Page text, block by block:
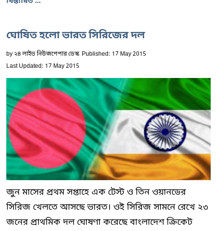
ঘোষিত হলো ভারত সিরিজের দল
by২৪ লাইভ নিউজপেপার ডেস্ক Published: 17 May 2015
Last Updated: 17 May 2015
জুন মাসের প্রথম সপ্তাহে এক টেস্ট ও তিন ওয়ানডের
সিরিজ খেলতে আসছে ভারত। ওই সিরিজ সামনে রেখে ২৩
জনের প্রাথমিক দল ঘোষণা করেছে বাংলাদেশ ক্রিকেট